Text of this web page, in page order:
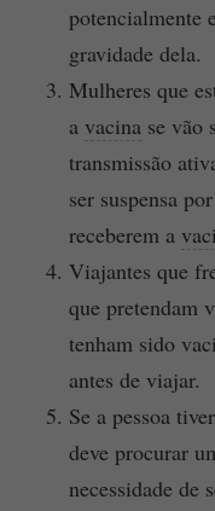
potencialmente
gravidade dela.
Mulheres que
a vacina se vão
transmissão
ser suspensa
receberem a
Viajantes que
que pretendam
tenham sido
antes de viajar.
Se a pessoa
deve procurar
necessidade de